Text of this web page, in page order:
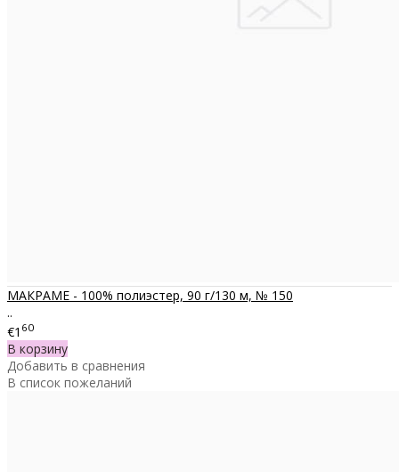
МАКРАМЕ - 100% полиэстер, 90 г/130 м, № 150
..
€1 60
В корзину
Добавить в сравнения
В список пожеланий